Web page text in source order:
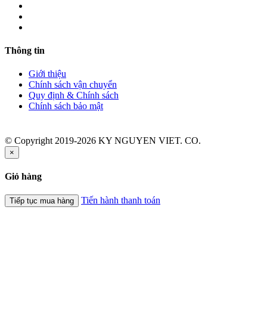
Thông tin
Giới thiệu
Chính sách vận chuyển
Quy định & Chính sách
Chính sách bảo mật
© Copyright 2019-2026 KY NGUYEN VIET. CO.
×
Giỏ hàng
Tiếp tục mua hàng Tiến hành thanh toán